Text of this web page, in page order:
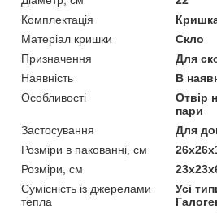
Комплектація
Матеріал кришки
Скло
Призначення
Для
Наявність
В
Особливості
Отвір
пари
Застосування
Для
Розміри в пакованні, см
Розміри, см
Сумісність із джерелами
тепла
Усі